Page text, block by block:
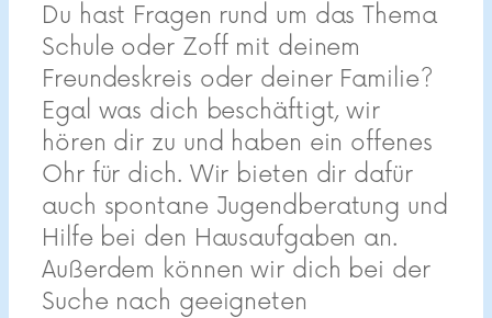
Du hast Fragen rund um das Thema
Schule oder Zoff mit deinem
Freundeskreis oder deiner Familie?
Egal was dich beschäftigt, wir
hören dir zu und haben ein offenes
Ohr für dich. Wir bieten dir dafür
auch spontane Jugendberatung und
Hilfe bei den Hausaufgaben an.
Außerdem können wir dich bei der
Suche nach geeigneten